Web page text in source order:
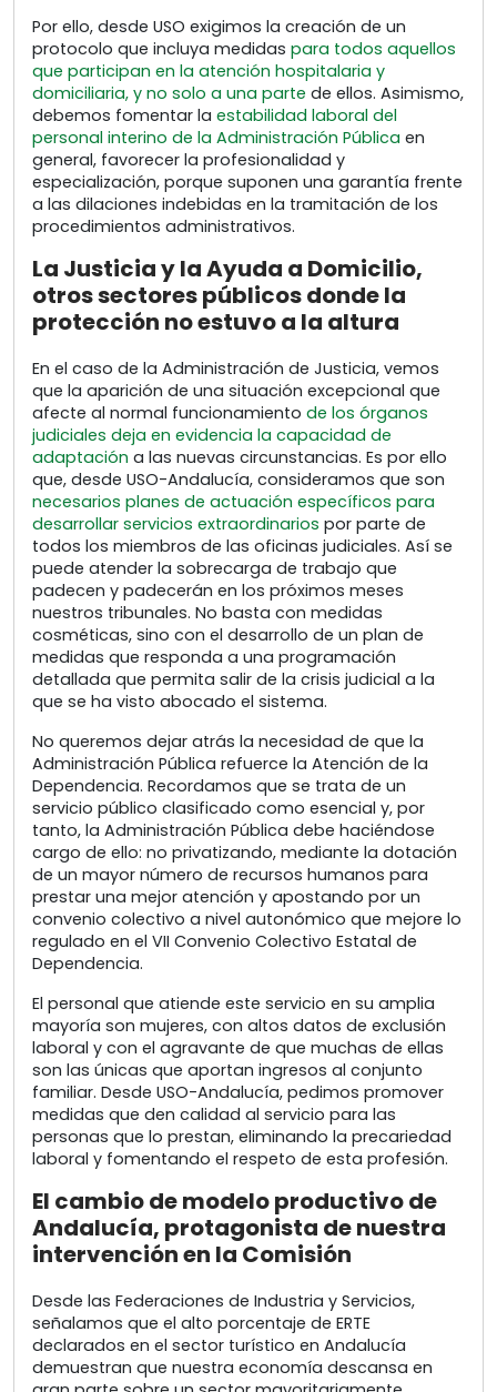
Por ello, desde USO exigimos la creación de un
protocolo que incluya medidas para todos aquellos
que participan en la atención hospitalaria y
domiciliaria, y no solo a una parte de ellos. Asimismo,
debemos fomentar la estabilidad laboral del
personal interino de la Administración Pública en
general, favorecer la profesionalidad y
especialización, porque suponen una garantía frente
a las dilaciones indebidas en la tramitación de los
procedimientos administrativos.
La Justicia y la Ayuda a Domicilio,
otros sectores públicos donde la
protección no estuvo a la altura
En el caso de la Administración de Justicia, vemos
que la aparición de una situación excepcional que
afecte al normal funcionamiento de los órganos
judiciales deja en evidencia la capacidad de
adaptación a las nuevas circunstancias. Es por ello
que, desde USO-Andalucía, consideramos que son
necesarios planes de actuación específicos para
desarrollar servicios extraordinarios por parte de
todos los miembros de las oficinas judiciales. Así se
puede atender la sobrecarga de trabajo que
padecen y padecerán en los próximos meses
nuestros tribunales. No basta con medidas
cosméticas, sino con el desarrollo de un plan de
medidas que responda a una programación
detallada que permita salir de la crisis judicial a la
que se ha visto abocado el sistema.
No queremos dejar atrás la necesidad de que la
Administración Pública refuerce la Atención de la
Dependencia. Recordamos que se trata de un
servicio público clasificado como esencial y, por
tanto, la Administración Pública debe haciéndose
cargo de ello: no privatizando, mediante la dotación
de un mayor número de recursos humanos para
prestar una mejor atención y apostando por un
convenio colectivo a nivel autonómico que mejore lo
regulado en el VII Convenio Colectivo Estatal de
Dependencia.
El personal que atiende este servicio en su amplia
mayoría son mujeres, con altos datos de exclusión
laboral y con el agravante de que muchas de ellas
son las únicas que aportan ingresos al conjunto
familiar. Desde USO-Andalucía, pedimos promover
medidas que den calidad al servicio para las
personas que lo prestan, eliminando la precariedad
laboral y fomentando el respeto de esta profesión.
El cambio de modelo productivo de
Andalucía, protagonista de nuestra
intervención en la Comisión
Desde las Federaciones de Industria y Servicios,
señalamos que el alto porcentaje de ERTE
declarados en el sector turístico en Andalucía
demuestran que nuestra economía descansa en